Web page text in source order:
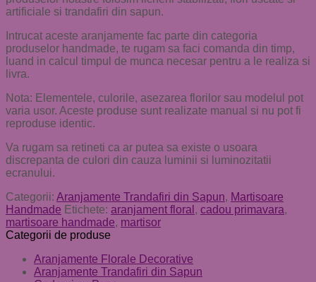
artificiale si trandafiri din sapun.
Intrucat aceste aranjamente fac parte din categoria
produselor handmade, te rugam sa faci comanda din timp,
luand in calcul timpul de munca necesar pentru a le realiza si
livra.
Nota: Elementele, culorile, asezarea florilor sau modelul pot
varia usor. Aceste produse sunt realizate manual si nu pot fi
reproduse identic.
Va rugam sa retineti ca ar putea sa existe o usoara
discrepanta de culori din cauza luminii si luminozitatii
ecranului.
Categorii: Aranjamente Trandafiri din Sapun, Martisoare
Handmade Etichete: aranjament floral , cadou primavara,
martisoare handmade, martisor
Categorii de produse
Aranjamente Florale Decorative
Aranjamente Trandafiri din Sapun